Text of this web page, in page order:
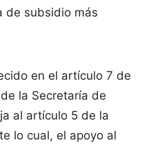
de subsidio más
en el artículo 7 de
la Secretaría de
al artículo 5 de la
lo cual, el apoyo al